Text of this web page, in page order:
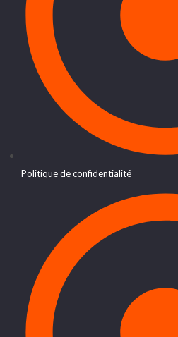
Politique de confidentialité